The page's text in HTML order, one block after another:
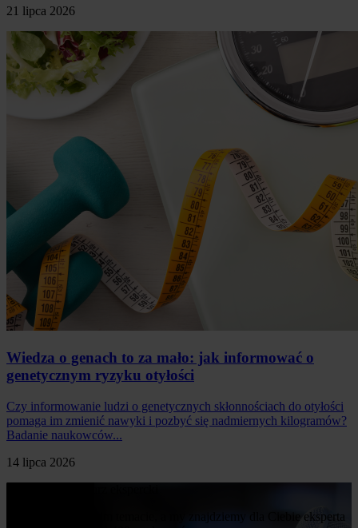
21 lipca 2026
Wiedza o genach to za mało: jak informować o
genetycznym ryzyku otyłości
Czy informowanie ludzi o genetycznych skłonnościach do otyłości
pomaga im zmienić nawyki i pozbyć się nadmiernych kilogramów?
Badanie naukowców...
14 lipca 2026
Napisz nam o swoim temacie, a my znajdziemy dla Ciebie eksperta